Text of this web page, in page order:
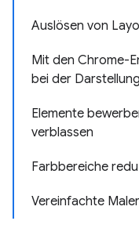
Auslösen von
Mit den Chrome-
bei der
Elemente
verblassen
Farbbereiche
Vereinfachte